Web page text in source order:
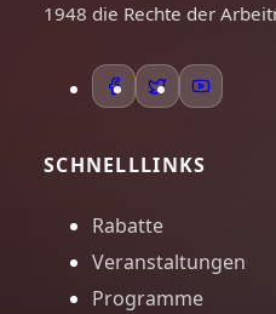
1948 die Rechte der
SCHNELLLINKS
Rabatte
Veranstaltungen
Programme